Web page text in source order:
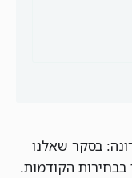
בסקר שאלנו
הקודמות.